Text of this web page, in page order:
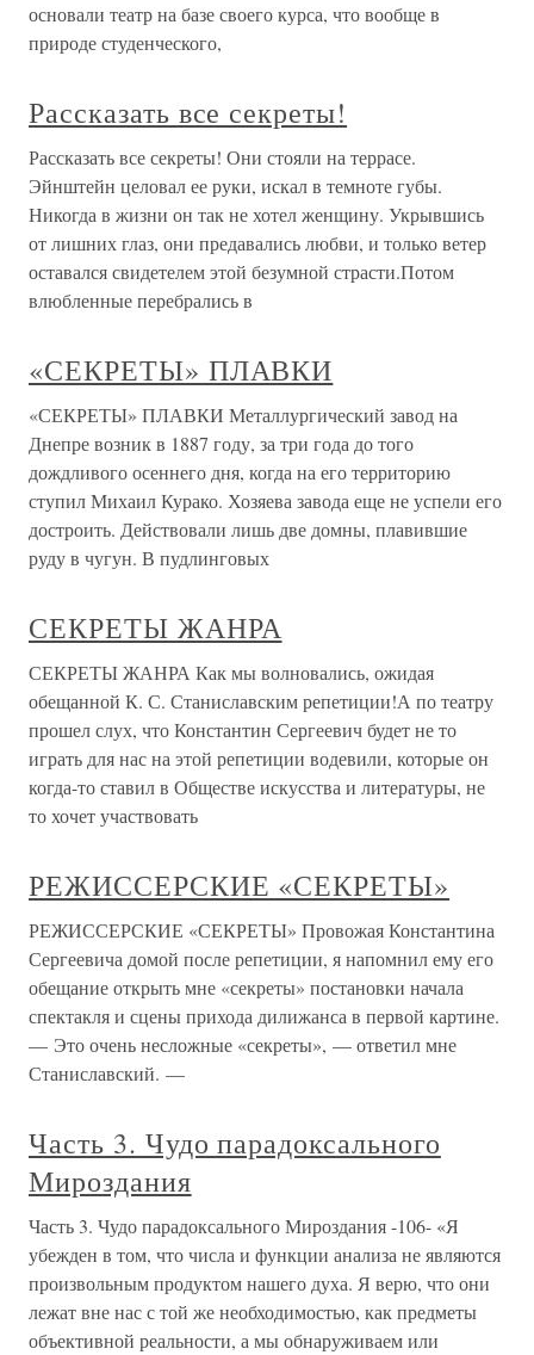
основали театр на базе своего курса, что вообще в
природе студенческого,
Рассказать все секреты!
Рассказать все секреты! Они стояли на террасе.
Эйнштейн целовал ее руки, искал в темноте губы.
Никогда в жизни он так не хотел женщину. Укрывшись
от лишних глаз, они предавались любви, и только ветер
оставался свидетелем этой безумной страсти.Потом
влюбленные перебрались в
«СЕКРЕТЫ» ПЛАВКИ
«СЕКРЕТЫ» ПЛАВКИ Металлургический завод на
Днепре возник в 1887 году, за три года до того
дождливого осеннего дня, когда на его территорию
ступил Михаил Курако. Хозяева завода еще не успели его
достроить. Действовали лишь две домны, плавившие
руду в чугун. В пудлинговых
СЕКРЕТЫ ЖАНРА
СЕКРЕТЫ ЖАНРА Как мы волновались, ожидая
обещанной К. С. Станиславским репетиции!А по театру
прошел слух, что Константин Сергеевич будет не то
играть для нас на этой репетиции водевили, которые он
когда-то ставил в Обществе искусства и литературы, не
то хочет участвовать
РЕЖИССЕРСКИЕ «СЕКРЕТЫ»
РЕЖИССЕРСКИЕ «СЕКРЕТЫ» Провожая Константина
Сергеевича домой после репетиции, я напомнил ему его
обещание открыть мне «секреты» постановки начала
спектакля и сцены прихода дилижанса в первой картине.
— Это очень несложные «секреты», — ответил мне
Станиславский. —
Часть 3. Чудо парадоксального
Мироздания
Часть 3. Чудо парадоксального Мироздания -106- «Я
убежден в том, что числа и функции анализа не являются
произвольным продуктом нашего духа. Я верю, что они
лежат вне нас с той же необходимостью, как предметы
объективной реальности, а мы обнаруживаем или